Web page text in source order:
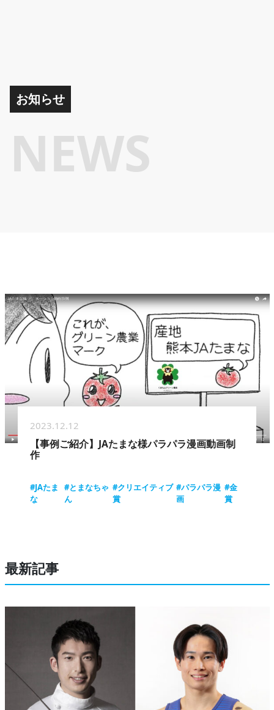
お知らせ
NEWS
2023.12.12
【事例ご紹介】JAたまな様パラパラ漫画動画制
作
#JAたま
な
#とまなちゃ
ん
#クリエイティブ
賞
#パラパラ漫
画
#金
賞
最新記事